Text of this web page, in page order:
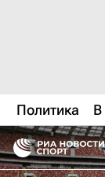
Политика В